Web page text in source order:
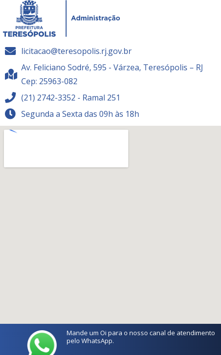
licitacao@teresopolis.rj.gov.br
Av. Feliciano Sodré, 595 - Várzea, Teresópolis – RJ
Cep: 25963-082
(21) 2742-3352 - Ramal 251
Segunda a Sexta das 09h às 18h
Mande um Oi para o nosso canal de atendimento
pelo WhatsApp.